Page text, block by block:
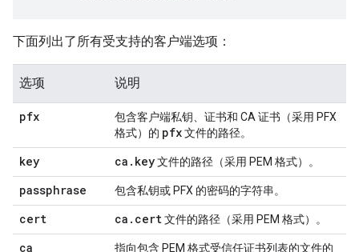
下面列出了所有受支持的客户端选项：
选项 说明
pfx
包含客户端私钥、证书和 CA 证书（采用 PFX
格式）的 pfx文件的路径。
key ca . key文件的路径（采用 PEM 格式）。
passphrase 包含私钥或 PFX 的密码的字符串。
cert ca . cert文件的路径（采用 PEM 格式）。
ca
指向包含 PEM 格式受信任证书列表的文件的